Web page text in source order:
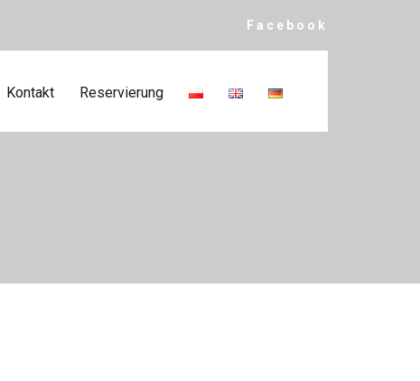
Facebook
Kontakt Reservierung